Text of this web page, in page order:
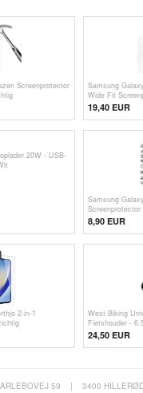
Screenprotector
Samsung
Wide Fit
19,40 EUR
20W - USB-
Samsung
Screenprotector
8,90 EUR
2-in-1
West Biking
Fietshouder -
24,50 EUR
59 | 3400